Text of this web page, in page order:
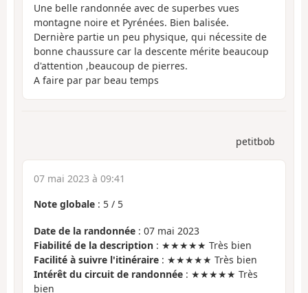
Une belle randonnée avec de superbes vues
montagne noire et Pyrénées. Bien balisée.
Dernière partie un peu physique, qui nécessite de
bonne chaussure car la descente mérite beaucoup
d'attention ,beaucoup de pierres.
A faire par par beau temps
petitbob
07 mai 2023 à 09:41
Note globale : 5 / 5
Date de la randonnée : 07 mai 2023
Fiabilité de la description : ★★★★★ Très bien
Facilité à suivre l'itinéraire : ★★★★★ Très bien
Intérêt du circuit de randonnée : ★★★★★ Très
bien